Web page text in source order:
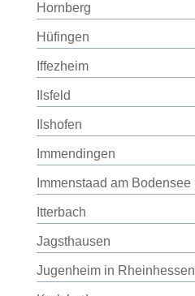
Hornberg
Hüfingen
Iffezheim
Ilsfeld
Ilshofen
Immendingen
Immenstaad am Bodensee
Itterbach
Jagsthausen
Jugenheim in Rheinhessen